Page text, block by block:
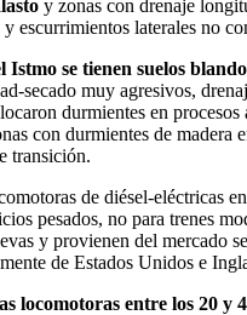
y zonas con drenaje
escurrimientos laterales no
Istmo se tienen suelos
secado muy agresivos,
durmientes en procesos
con durmientes de madera
transición.
de diésel-eléctricas
pesados, no para trenes
y provienen del mercado
de Estados Unidos e
locomotoras entre los 20 y